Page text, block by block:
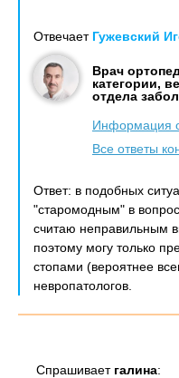
Отвечает Гужевский
Врач
категории,
отдела
Информация
Все ответы
Ответ: в подобных
"старомодным" в
считаю неправильным
поэтому могу только
стопами (вероятнее
невропатологов.
Спрашивает галина: